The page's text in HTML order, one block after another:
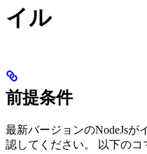
イル
前提条件
最新バージョンのNodeJsが
認してください。 以下のコ